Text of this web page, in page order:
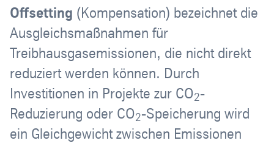
Offsetting (Kompensation) bezeichnet die
Ausgleichsmaßnahmen für
Treibhausgasemissionen, die nicht direkt
reduziert werden können. Durch
Investitionen in Projekte zur CO2-
Reduzierung oder CO2-Speicherung wird
ein Gleichgewicht zwischen Emissionen